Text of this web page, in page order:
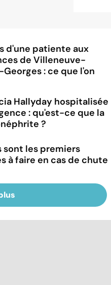
d'une patiente aux
de Villeneuve-
: ce que l'on
Hallyday hospitalisée
: qu'est-ce que la
?
sont les premiers
à faire en cas de chute